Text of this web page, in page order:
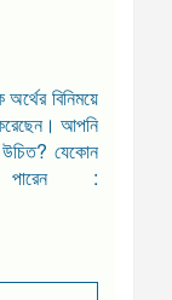
অর্থের বিনিময়ে
আপনি
উচিত? যেকোন
: